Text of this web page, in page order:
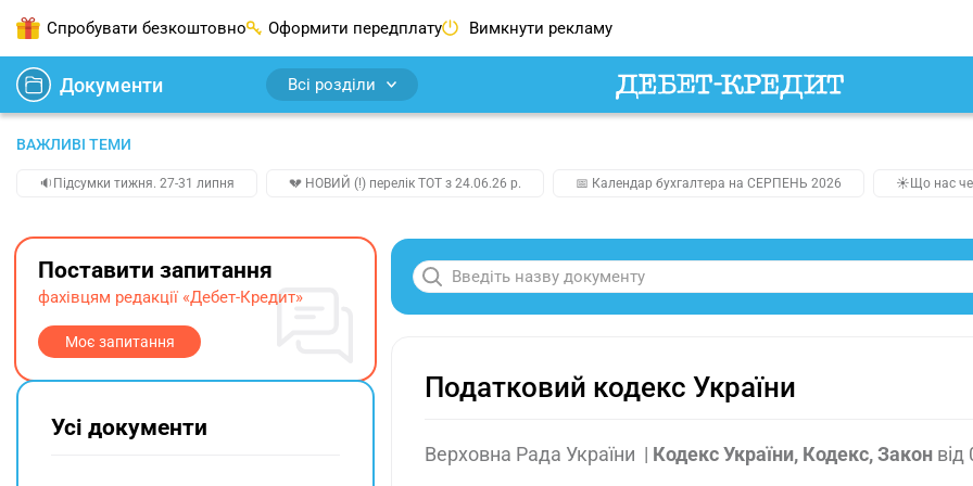
Спробувати безкоштовно Оформити передплату Вимкнути рекламу
Документи Всі розділи
ВАЖЛИВІ ТЕМИ
🔉Підсумки тижня. 27-31 липня 💔 НОВИЙ (!) перелік ТОТ з 24.06.26 р. 📅 Календар бухгалтера на СЕРПЕНЬ 2026 ☀️Що нас
Податковий кодекс України
Верховна Рада України | Кодекс України, Кодекс, Закон від
Поставити запитання
фахівцям редакції «Дебет-Кредит»
Моє запитання
Усі документи